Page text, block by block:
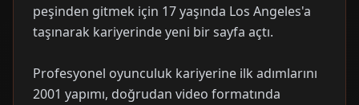
peşinden gitmek için 17 yaşında Los Angeles'a
taşınarak kariyerinde yeni bir sayfa açtı.
Profesyonel oyunculuk kariyerine ilk adımlarını
2001 yapımı, doğrudan video formatında